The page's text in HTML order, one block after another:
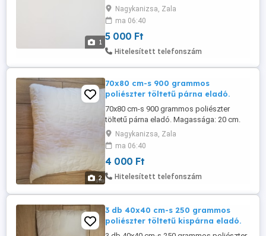
1
külön-külön is eladó. Mérete: 60 cm
széles, 18 cm mély, 65 cm magas. Ára:
5000 Ft db. Szállításban nem tudok
segíteni. Átvehető Nagykanizsán.
Nagykanizsa, Zala
ma 06:40
5 000 Ft
Hitelesített telefonszám
2
70x80 cm-s 900 grammos
poliészter töltetű párna eladó.
70x80 cm-s 900 grammos poliészter
töltetű párna eladó. Magassága: 20 cm.
Szegély alak: Overlock. Nagyon puha,
kényelmes az alvás rajta. Ár: 4000 Ft.
Átvehető Nagykanizsán, nem postázom.
Nagykanizsa, Zala
ma 06:40
4 000 Ft
Hitelesített telefonszám
3 db 40x40 cm-s 250 grammos
poliészter töltetű kispárna eladó.